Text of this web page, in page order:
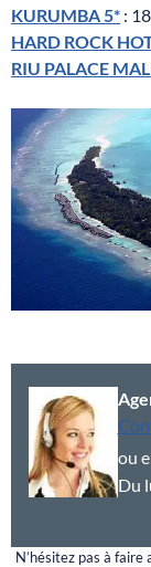
KURUMBA 5* :
HARD ROCK
RIU PALACE
ou
Du
N’hésitez pas à faire